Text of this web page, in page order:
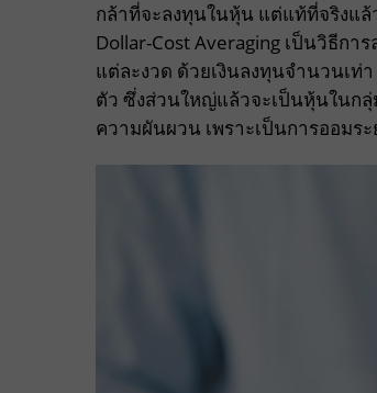
กล้าที่จะลงทุนในหุ้น แต่แท้ที่จริงแล้
Dollar-Cost Averaging เป็นวิธีก
แต่ละงวด ด้วยเงินลงทุนจำนวนเท่
ตัว ซึ่งส่วนใหญ่แล้วจะเป็นหุ้นในกลุ่
ความผันผวน เพราะเป็นการออมร